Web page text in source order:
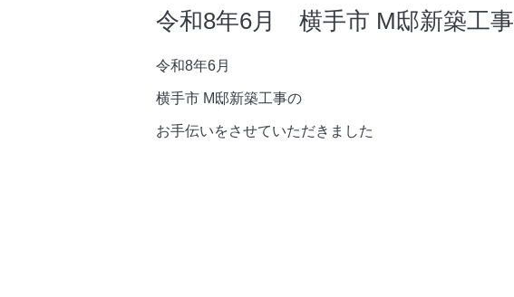
令和8年6月 横手市 M邸新築工事
令和8年6月
横手市 M邸新築工事の
お手伝いをさせていただきました